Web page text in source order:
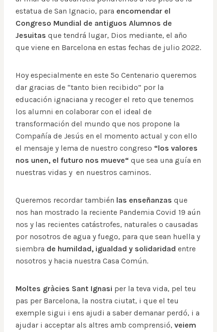
estatua de San Ignacio, para encomendar el
Congreso Mundial de antiguos Alumnos de
Jesuitas que tendrá lugar, Dios mediante, el año
que viene en Barcelona en estas fechas de julio 2022.
Hoy especialmente en este 5º Centenario queremos
dar gracias de “tanto bien recibido” por la
educación ignaciana y recoger el reto que tenemos
los alumni en colaborar con el ideal de
transformación del mundo que nos propone la
Compañía de Jesús en el momento actual y con ello
el mensaje y lema de nuestro congreso “los valores
nos unen, el futuro nos mueve“ que sea una guía en
nuestras vidas y en nuestros caminos.
Queremos recordar también las enseñanzas que
nos han mostrado la reciente Pandemia Covid 19 aún
nos y las recientes catástrofes, naturales o causadas
por nosotros de agua y fuego, para que sean huella y
siembra de humildad, igualdad y solidaridad entre
nosotros y hacia nuestra Casa Común.
Moltes gràcies Sant Ignasi per la teva vida, pel teu
pas per Barcelona, la nostra ciutat, i que el teu
exemple sigui i ens ajudi a saber demanar perdó, i a
ajudar i acceptar als altres amb comprensió, veiem